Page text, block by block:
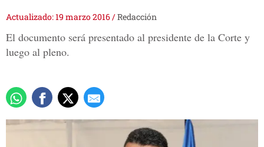
Actualizado: 19 marzo 2016/Redacción
El documento será presentado al presidente de la Corte y
luego al pleno.